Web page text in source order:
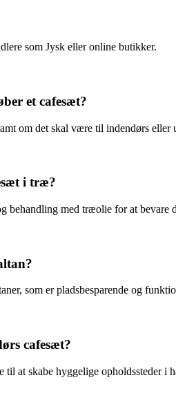
som Jysk eller online butikker.
et cafesæt?
om det skal være til indendørs eller
i træ?
med træolie for at bevare
som er pladsbesparende og
cafesæt?
at skabe hyggelige opholdssteder i